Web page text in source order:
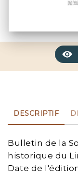
DESCRIPTIF
Bulletin de la
historique du
Date de